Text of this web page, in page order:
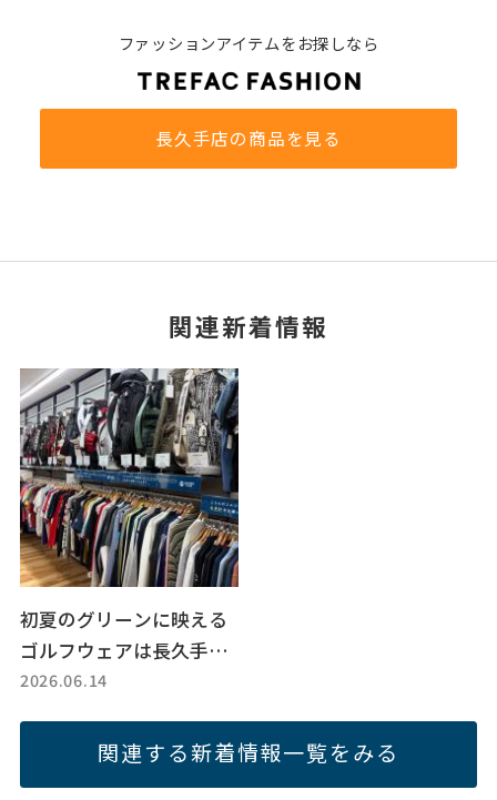
ファッションアイテムをお探しなら
長久手店の商品を見る
関連新着情報
初夏のグリーンに映える
ゴルフウェアは長久手店
がお引き取りします
2026.06.14
関連する新着情報一覧をみる